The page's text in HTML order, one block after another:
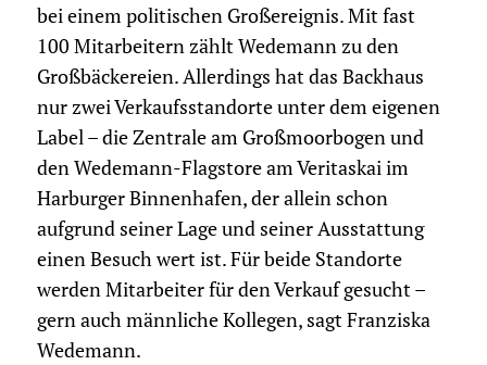
bei einem politischen Groß­ereignis. Mit fast
100 Mitarbeitern zählt Wedemann zu den
Großbäckereien. Allerdings hat das Backhaus
nur zwei Verkaufsstandorte unter dem eigenen
Label – die Zentrale am Großmoorbogen und
den Wedemann-Flagstore am Veritaskai im
Harburger Binnenhafen, der allein schon
aufgrund seiner Lage und seiner Ausstattung
einen Besuch wert ist. Für beide Standorte
werden Mitarbeiter für den Verkauf gesucht –
gern auch männliche Kollegen, sagt Franziska
Wedemann.